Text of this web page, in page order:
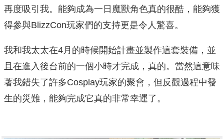
再度吸引我。能夠成為一日魔獸角色真的很酷，能夠獲
得參與BlizzCon玩家們的支持更是令人驚喜。
我和我太太在4月的時候開始計畫並製作這套裝備，並
且在進入後台前的一個小時才完成，真的。當然這意味
著我錯失了許多Cosplay玩家的聚會，但反觀過程中發
生的災難，能夠完成它真的非常幸運了。